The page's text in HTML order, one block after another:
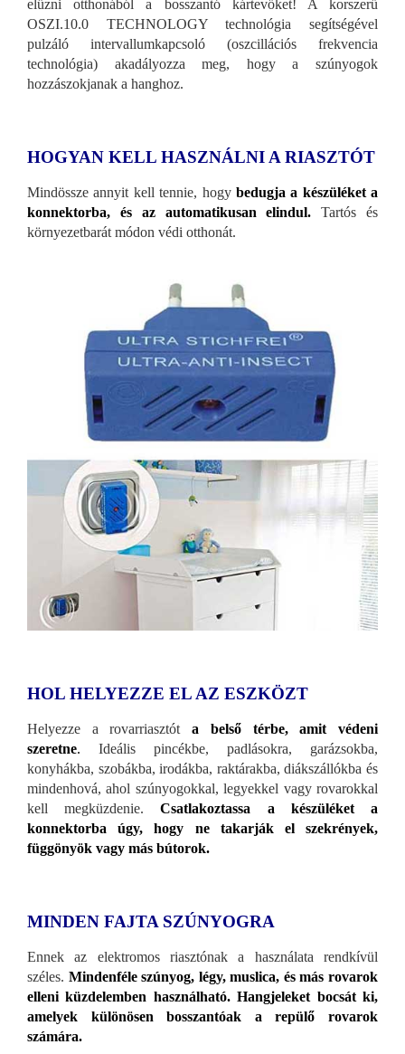
elűzni otthonából a bosszantó kártevőket! A korszerű
OSZI.10.0 TECHNOLOGY technológia segítségével
pulzáló intervallumkapcsoló (oszcillációs frekvencia
technológia) akadályozza meg, hogy a szúnyogok
hozzászokjanak a hanghoz.
HOGYAN KELL HASZNÁLNI A RIASZTÓT
Mindössze annyit kell tennie, hogy bedugja a készüléket a
konnektorba, és az automatikusan elindul. Tartós és
környezetbarát módon védi otthonát.
HOL HELYEZZE EL AZ ESZKÖZT
Helyezze a rovarriasztóta belső térbe, amit védeni
szeretne. Ideális pincékbe, padlásokra, garázsokba,
konyhákba, szobákba, irodákba, raktárakba, diákszállókba és
mindenhová, ahol szúnyogokkal, legyekkel vagy rovarokkal
kell megküzdenie.Csatlakoztassa a készüléket a
konnektorba úgy, hogy ne takarják el szekrények,
függönyök vagy más bútorok.
MINDEN FAJTA SZÚNYOGRA
Ennek az elektromos riasztónak a használata rendkívül
széles. Mindenféle szúnyog, légy, muslica, és más rovarok
elleni küzdelemben használható. Hangjeleket bocsát ki,
amelyek különösen bosszantóak a repülő rovarok
számára.